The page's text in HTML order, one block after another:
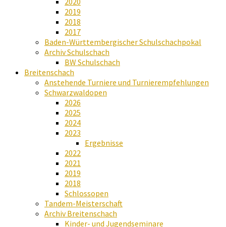
2019
2018
2017
Baden-Württembergischer Schulschachpokal
Archiv Schulschach
BW Schulschach
Breitenschach
Anstehende Turniere und Turnierempfehlungen
Schwarzwaldopen
2026
2025
2024
2023
Ergebnisse
2022
2021
2019
2018
Schlossopen
Tandem-Meisterschaft
Archiv Breitenschach
Kinder- und Jugendseminare